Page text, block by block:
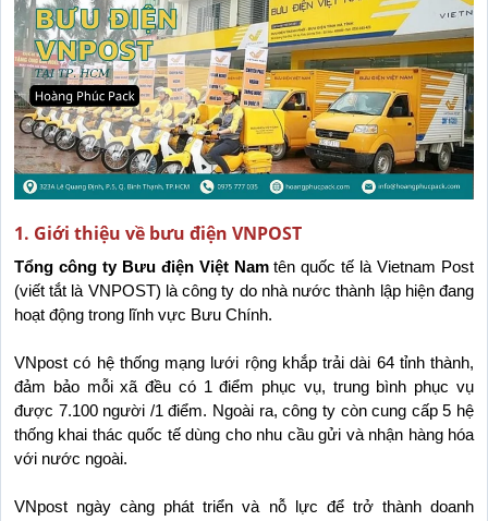
1. Giới thiệu về bưu điện VNPOST
Tổng công ty Bưu điện Việt Nam tên quốc tế là Vietnam Post
(viết tắt là VNPOST) là công ty do nhà nước thành lập hiện đang
hoạt động trong lĩnh vực Bưu Chính.
VNpost có hệ thống mạng lưới rộng khắp trải dài 64 tỉnh thành,
đảm bảo mỗi xã đều có 1 điểm phục vụ, trung bình phục vụ
được 7.100 người /1 điểm. Ngoài ra, công ty còn cung cấp 5 hệ
thống khai thác quốc tế dùng cho nhu cầu gửi và nhận hàng hóa
với nước ngoài.
VNpost ngày càng phát triển và nỗ lực để trở thành doanh